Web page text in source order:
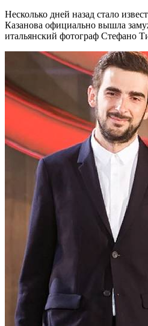
Несколько дней назад стало
Казанова официально вышла
итальянский фотограф Стефано